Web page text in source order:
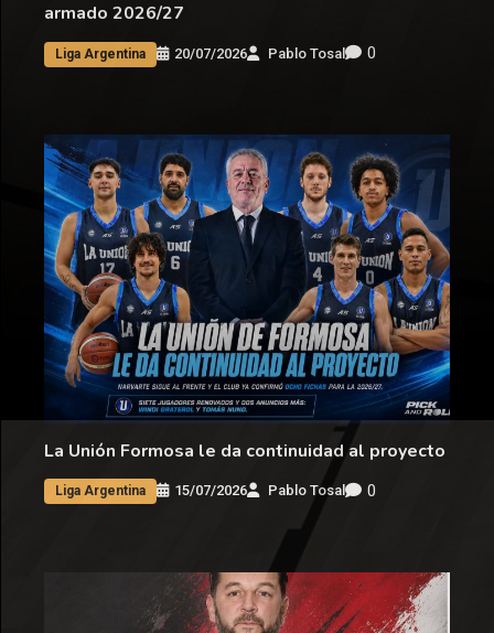
armado 2026/27
Liga Argentina 20/07/2026 Pablo Tosal 0
La Unión Formosa le da continuidad al proyecto
Liga Argentina 15/07/2026 Pablo Tosal 0